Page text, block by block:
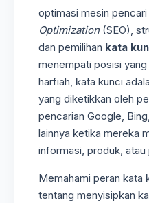
optimasi mesin pencari
Optimization(SEO),
dan pemilihan kata
menempati posisi
harfiah, kata kunci
yang diketikkan oleh
pencarian Google,
lainnya ketika mereka
informasi, produk, atau
Memahami peran kata
tentang menyisipkan